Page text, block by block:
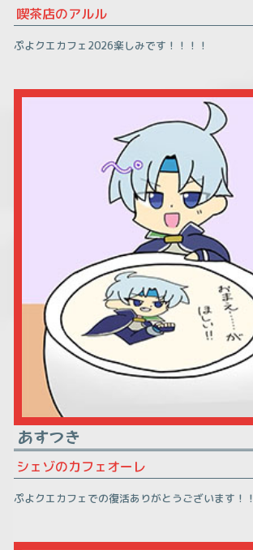
喫茶店のアルル
ぷよクエカフェ2026楽しみです！！！！
あすつき
シェゾのカフェオーレ
ぷよクエカフェでの復活ありがとうございます！！